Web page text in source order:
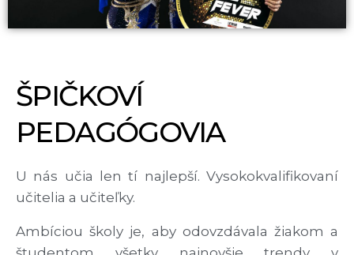
ŠPIČKOVÍ
PEDAGÓGOVIA
U nás učia len tí najlepší. Vysokokvalifikovaní
učitelia a učiteľky.
Ambíciou školy je, aby odovzdávala žiakom a